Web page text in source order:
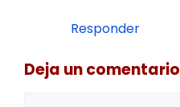
Responder
Deja un comentario